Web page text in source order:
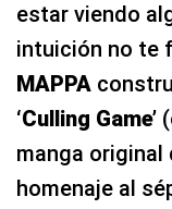
estar viendo
intuición no te
MAPPA
‘Culling Game’
manga original
homenaje al